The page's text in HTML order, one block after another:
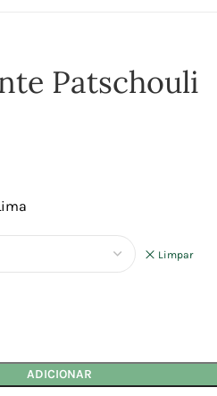
Patschouli
Limpar
ADICIONAR